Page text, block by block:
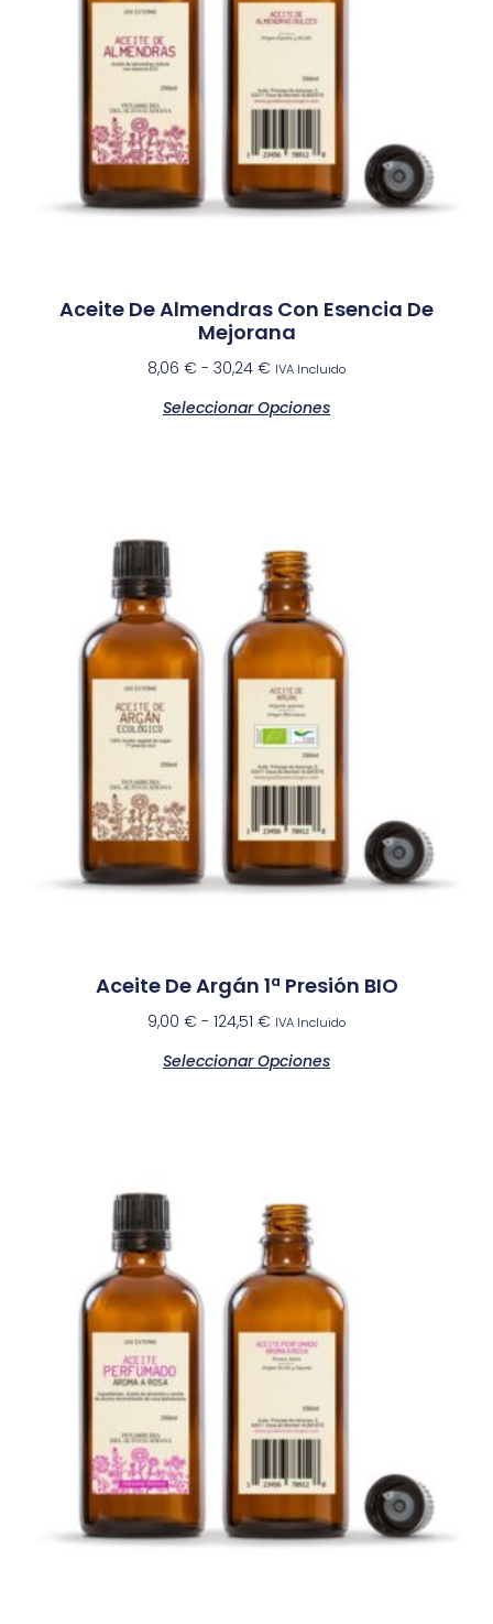
Aceite De Almendras Con Esencia De
Mejorana
8,06 € - 30,24 € IVA Incluido
Seleccionar Opciones
Aceite De Argán 1ª Presión BIO
9,00 € - 124,51 € IVA Incluido
Seleccionar Opciones